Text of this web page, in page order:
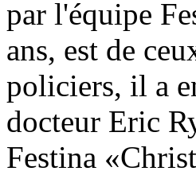
par l'équipe
ans, est de
policiers, il a
docteur Eric
Festina